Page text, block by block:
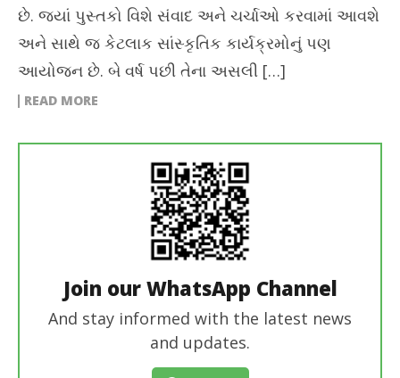
છે. જ્યાં પુસ્તકો વિશે સંવાદ અને ચર્ચાઓ કરવામાં આવશે
અને સાથે જ કેટલાક સાંસ્કૃતિક કાર્યક્રમોનું પણ
આયોજન છે. બે વર્ષ પછી તેના અસલી […]
READ MORE
Join our WhatsApp Channel
And stay informed with the latest news
and updates.